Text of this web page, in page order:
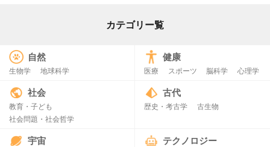
カテゴリー覧
自然
生物学 地球科学
健康
医療 スポーツ 脳科学 心理学
社会
教育・子ども
社会問題・社会哲学
古代
歴史・考古学 古生物
宇宙 テクノロジー